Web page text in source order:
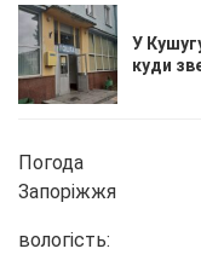
У
куди
Погода
Запоріжжя
вологість: